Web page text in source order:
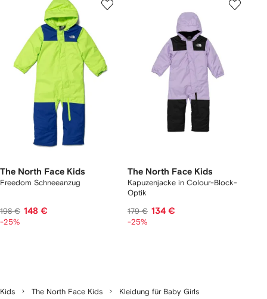
The North Face Kids
Freedom Schneeanzug
198 € 148 €
-25%
The North Face Kids
Kapuzenjacke in Colour-Block-
Optik
179 € 134 €
-25%
Kids The North Face Kids Kleidung für Baby Girls